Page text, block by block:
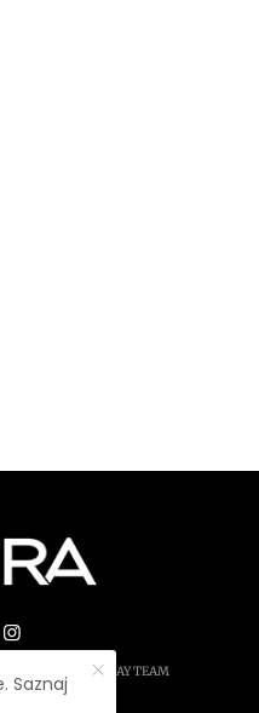
ZADRŽANA.PLAY TEAM
Saznaj